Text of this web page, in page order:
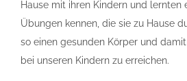
Hause mit ihren Kindern und lernten
Übungen kennen, die sie zu Hause
so einen gesunden Körper und
bei unseren Kindern zu erreichen.